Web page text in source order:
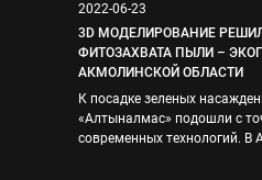
2022-06-23
3D МОДЕЛИРОВАНИЕ
ФИТОЗАХВАТА ПЫЛИ –
АКМОЛИНСКОЙ ОБЛАСТИ
К посадке зеленых
«Алтыналмас» подошли с
современных технологий. В